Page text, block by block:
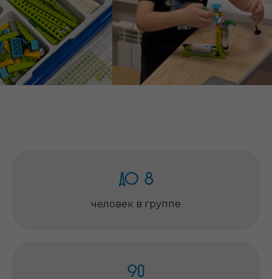
до 8
человек в группе
90